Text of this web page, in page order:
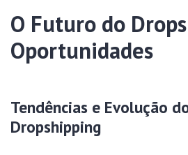
O Futuro do
Oportunidades
Tendências e Evolução
Dropshipping